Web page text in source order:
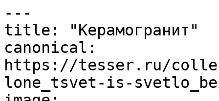
---
title: "Керамогранит"
canonical:
https://tesser.ru/
lone_tsvet-is-